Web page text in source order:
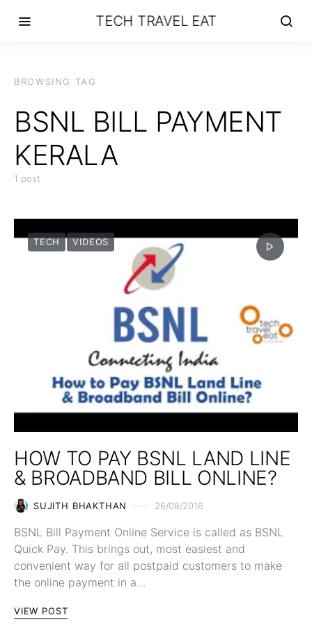
TECH TRAVEL EAT
BROWSING TAG
BSNL BILL PAYMENT
KERALA
1 post
TECH VIDEOS
HOW TO PAY BSNL LAND LINE
& BROADBAND BILL ONLINE?
SUJITH BHAKTHAN 26/08/2016
BSNL Bill Payment Online Service is called as BSNL
Quick Pay. This brings out, most easiest and
convenient way for all postpaid customers to make
the online payment in a…
VIEW POST